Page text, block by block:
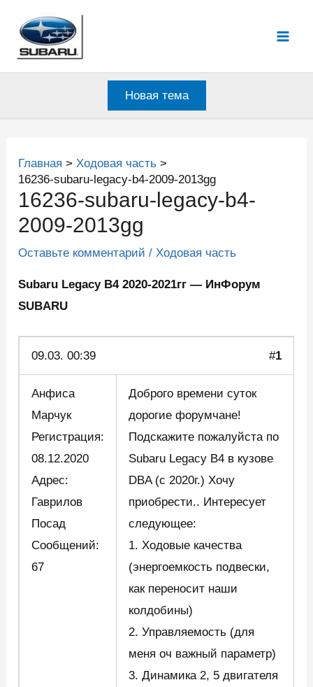
содержимому
Новая тема
Главная
Ходовая часть
16236-subaru-legacy-b4-2009-2013gg
16236-subaru-legacy-b4-
2009-2013gg
Оставьте комментарий /Ходовая часть
Subaru Legacy B4 2020-2021гг — ИнФорум
SUBARU
09.03. 00:39 #1
Анфиса
Марчук
Регистрация:
08.12.2020
Адрес:
Гаврилов
Посад
Сообщений:
67
Доброго времени суток
дорогие форумчане!
Подскажите пожалуйста по
Subaru Legacy B4 в кузове
DBA (с 2020г.) Хочу
приобрести.. Интересует
следующее:
1. Ходовые качества
(энергоемкость подвески,
как переносит наши
колдобины)
2. Управляемость (для
меня оч важный параметр)
3. Динамика 2, 5 двигателя